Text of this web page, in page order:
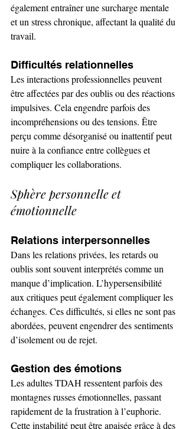
également entraîner une surcharge mentale
et un stress chronique, affectant la qualité du
travail.
Difficultés relationnelles
Les interactions professionnelles peuvent
être affectées par des oublis ou des réactions
impulsives. Cela engendre parfois des
incompréhensions ou des tensions. Être
perçu comme désorganisé ou inattentif peut
nuire à la confiance entre collègues et
compliquer les collaborations.
Sphère personnelle et
émotionnelle
Relations interpersonnelles
Dans les relations privées, les retards ou
oublis sont souvent interprétés comme un
manque d’implication. L’hypersensibilité
aux critiques peut également compliquer les
échanges. Ces difficultés, si elles ne sont pas
abordées, peuvent engendrer des sentiments
d’isolement ou de rejet.
Gestion des émotions
Les adultes TDAH ressentent parfois des
montagnes russes émotionnelles, passant
rapidement de la frustration à l’euphorie.
Cette instabilité peut être apaisée grâce à des